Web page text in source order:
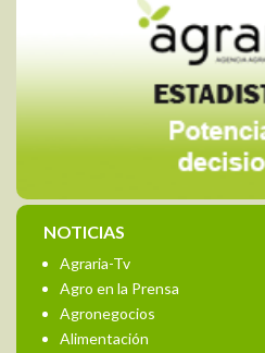
NOTICIAS
Agraria-Tv
Agro en la Prensa
Agronegocios
Alimentación